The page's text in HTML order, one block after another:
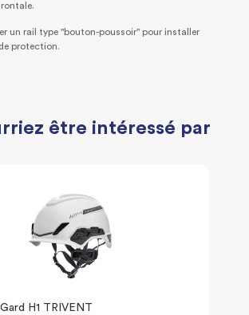
un rail type "bouton-poussoir" pour installer
protection.
être intéressé par
H1 TRIVENT